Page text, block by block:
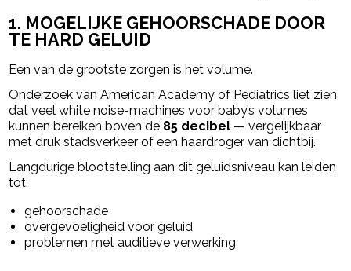
1. MOGELIJKE GEHOORSCHADE DOOR
TE HARD GELUID
Een van de grootste zorgen is het volume.
Onderzoek vanAmerican Academy of Pediatrics liet zien
dat veel white noise-machines voor baby’s volumes
kunnen bereiken boven de 85 decibel — vergelijkbaar
met druk stadsverkeer of een haardroger van dichtbij.
Langdurige blootstelling aan dit geluidsniveau kan leiden
tot:
gehoorschade
overgevoeligheid voor geluid
problemen met auditieve verwerking